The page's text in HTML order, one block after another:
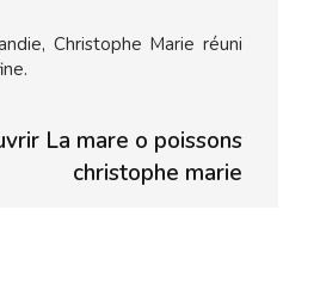
Christophe Marie réuni
La mare o poissons
christophe marie